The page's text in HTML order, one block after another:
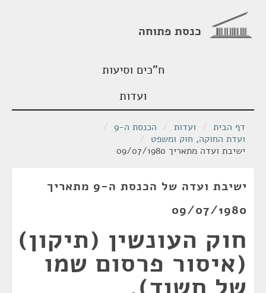
כנסת פתוחה
ח"כים וסיעות
ועדות
דף הבית / ועדות / הכנסת ה-9
/
ועדת החוקה, חוק ומשפט /
ישיבת ועדה מתאריך 09/07/1980
ישיבת ועדה של הכנסת ה-9 מתאריך
09/07/1980
חוק העונשין (תיקון)
(איסור פרסום שמו